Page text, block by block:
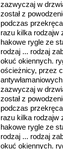
zazwyczaj w
został z
podczas
razu kilka rodzajw
hakowe rygle ze
rodzaj ... rodzaj
okuć okiennych.
ościeżnicy, przez
zazwyczaj w
został z
podczas
razu kilka rodzajw
hakowe rygle ze
rodzaj ... rodzaj
okuć okiennych.